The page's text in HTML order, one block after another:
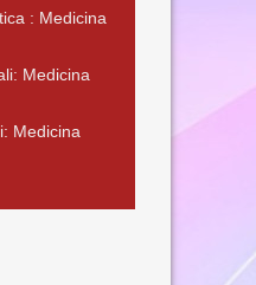
: Medicina
Medicina
Medicina